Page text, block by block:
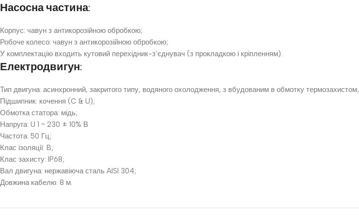
Насосна частина:
Корпус: чавун з антикорозійною обробкою;
Робоче колесо: чавун з антикорозійною обробкою;
У комплектацію входить кутовий перехідник-з’єднувач (з прокладкою і кріпленням).
Електродвигун:
Тип двигуна: асинхронний, закритого типу, водяного охолодження, з вбудованим в обмотку термозахистом;
Підшипник: кочення (C & U);
Обмотка статора: мідь;
Напруга: U 1 ~ 230 ± 10% В
Частота: 50 Гц;
Клас ізоляції: B;
Клас захисту: IP68;
Вал двигуна: нержавіюча сталь AISI 304;
Довжина кабелю: 8 м.